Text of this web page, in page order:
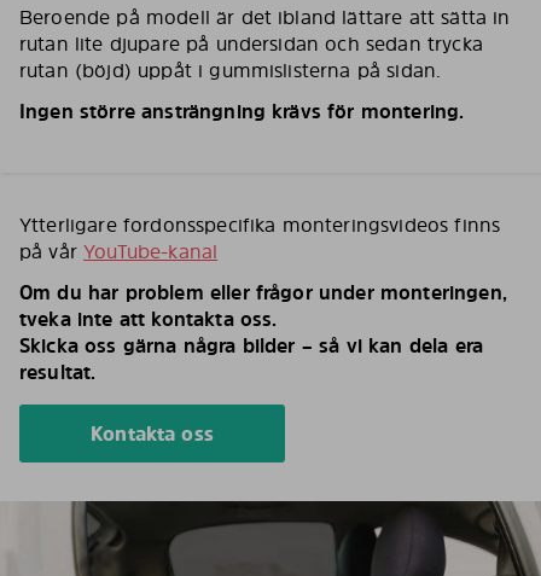
Beroende på modell är det ibland lättare att sätta in
rutan lite djupare på undersidan och sedan trycka
rutan (böjd) uppåt i gummislisterna på sidan.
Ingen större ansträngning krävs för montering.
Ytterligare fordonsspecifika monteringsvideos finns
på vårYouTube-kanal
Om du har problem eller frågor under monteringen,
tveka inte att kontakta oss.
Skicka oss gärna några bilder – så vi kan dela era
resultat.
Kontakta oss